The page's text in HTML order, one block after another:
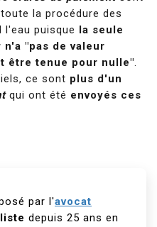
la procédure des
l'eau puisque la seule
"pas de valeur
être tenue pour nulle".
ce sont plus d'un
qui ont été envoyés ces
par l'avocat
depuis 25 ans en